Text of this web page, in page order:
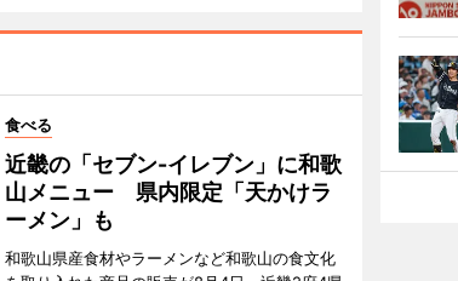
食べる
近畿の「セブン-イレブン」に和歌
山メニュー 県内限定「天かけラ
ーメン」も
和歌山県産食材やラーメンなど和歌山の食文化